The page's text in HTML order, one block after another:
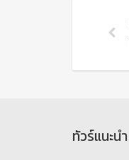
ทัวร์แนะนำ